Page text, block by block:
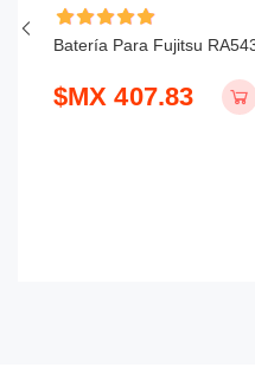
Batería Para Fujitsu
$MX 407.83